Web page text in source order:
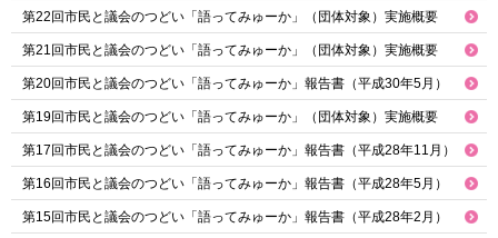
第22回市民と議会のつどい「語ってみゅーか」（団体対象）実施概要
第21回市民と議会のつどい「語ってみゅーか」（団体対象）実施概要
第20回市民と議会のつどい「語ってみゅーか」報告書（平成30年5月）
第19回市民と議会のつどい「語ってみゅーか」（団体対象）実施概要
第17回市民と議会のつどい「語ってみゅーか」報告書（平成28年11月）
第16回市民と議会のつどい「語ってみゅーか」報告書（平成28年5月）
第15回市民と議会のつどい「語ってみゅーか」報告書（平成28年2月）